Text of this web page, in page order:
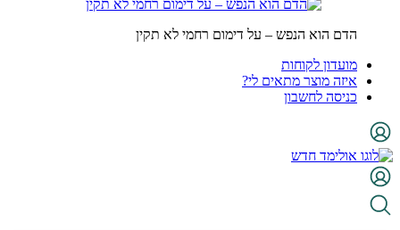
הדם הוא הנפש – על דימום רחמי לא תקין
מועדון לקוחות
איזה מוצר מתאים לי?
כניסה לחשבון